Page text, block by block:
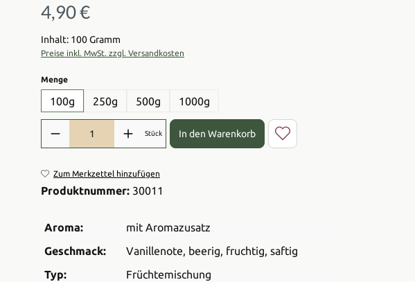
Regulärer Preis:
4,90 €
Inhalt: 100 Gramm
Preise inkl. MwSt. zzgl. Versandkosten
Mengeauswählen
100g 250g 500g 1000g
Produkt Anzahl: Gib den gewünschten Wert ein oder benutze die
Stück In den Warenkorb
Zum Merkzettel hinzufügen
Produktnummer: 30011
Aroma:
mit Aromazusatz
Geschmack:
Vanillenote, beerig, fruchtig, saftig
Typ:
Früchtemischung